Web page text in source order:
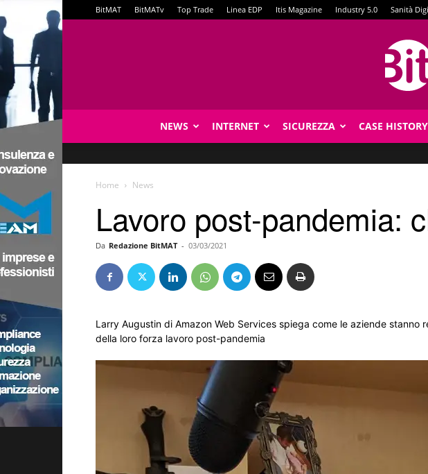
BitMAT BitMATv Top Trade Linea EDP Itis Magazine Industry 5.0 Sanità
NEWS INTERNET SICUREZZA CASE HISTORY
Home News
Lavoro post-pandemia:
Da Redazione BitMAT - 03/03/2021
Larry Augustin di Amazon Web Services spiega come le aziende stanno
della loro forza lavoro post-pandemia